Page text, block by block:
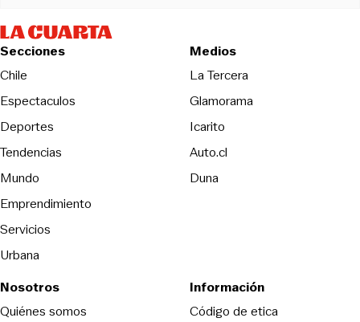
Secciones
Chile
Espectaculos
Deportes
Tendencias
Mundo
Emprendimiento
Servicios
Urbana
Medios
La TerceraOpens in new
Glamorama
Icarito
Auto.cl
DunaOpens in new window
Nosotros
Quiénes somos
Información
Código de eticaOpens in new